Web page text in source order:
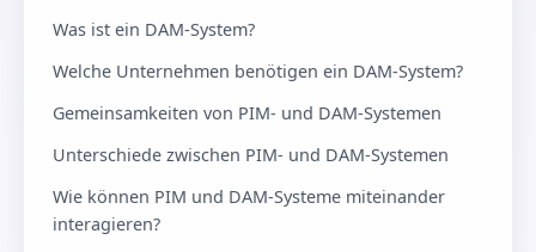
Was ist ein DAM-System?
Welche Unternehmen benötigen ein DAM-System?
Gemeinsamkeiten von PIM- und DAM-Systemen
Unterschiede zwischen PIM- und DAM-Systemen
Wie können PIM und DAM-Systeme miteinander
interagieren?